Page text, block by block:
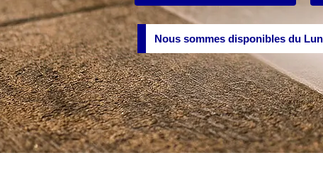
Nous sommes disponibles du